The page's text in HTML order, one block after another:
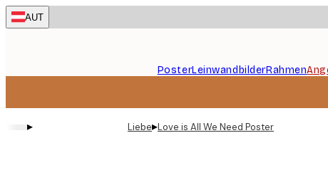
Skip
to
AUT
PosterLeinwandbilderRahmen
▸ Liebe▸Love is All We Need Poster